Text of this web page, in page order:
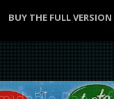
BUY THE FULL VERSION